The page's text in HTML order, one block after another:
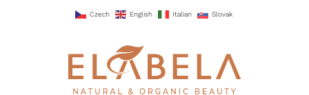
Czech English Italian Slovak